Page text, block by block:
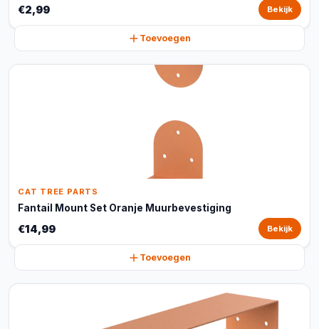
€2,99 Bekijk
Toevoegen
CAT TREE PARTS
Fantail Mount Set Oranje Muurbevestiging
€14,99 Bekijk
Toevoegen